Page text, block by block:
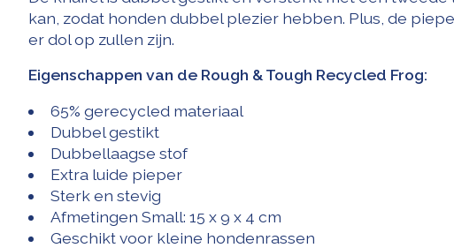
kan, zodat honden dubbel plezier hebben. Plus, de
er dol op zullen zijn.
Eigenschappen van de Rough & Tough Recycled Frog:
65% gerecycled materiaal
Dubbel gestikt
Dubbellaagse stof
Extra luide pieper
Sterk en stevig
Afmetingen Small: 15 x 9 x 4 cm
Geschikt voor kleine hondenrassen